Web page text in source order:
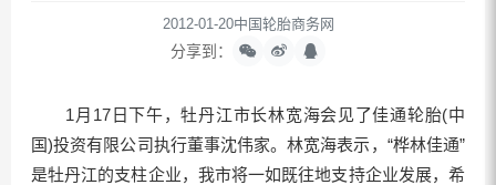
2012-01-20中国轮胎商务网
分享到：
1月17日下午，牡丹江市长林宽海会见了佳通轮胎(中
国)投资有限公司执行董事沈伟家。林宽海表示，“桦林佳通”
是牡丹江的支柱企业，我市将一如既往地支持企业发展，希